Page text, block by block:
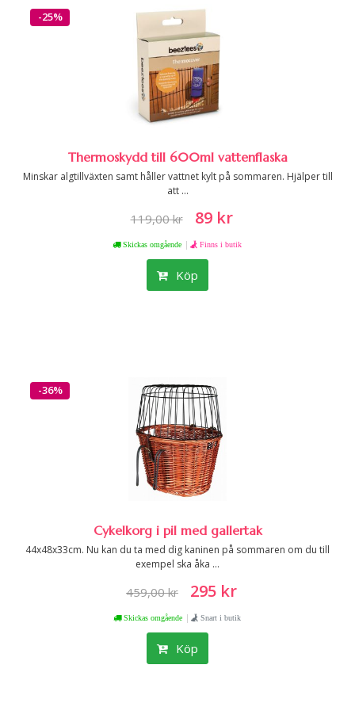
-25%
Thermoskydd till 600ml vattenflaska
Minskar algtillväxten samt håller vattnet kylt på sommaren. Hjälper till
att ...
119,00 kr 89 kr
Skickas omgående | Finns i butik
Köp
-36%
Cykelkorg i pil med gallertak
44x48x33cm. Nu kan du ta med dig kaninen på sommaren om du till
exempel ska åka ...
459,00 kr 295 kr
Skickas omgående | Snart i butik
Köp